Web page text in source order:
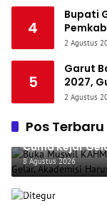
4
Bupati
untuk
2 Agustus
5
Garut
2027,
2 Agustus
Pos Terbaru
Buka Muswil
Cuma Kejar
Nyata
8 Agustus 2026